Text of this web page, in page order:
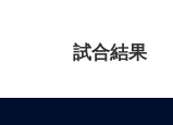
試合結果